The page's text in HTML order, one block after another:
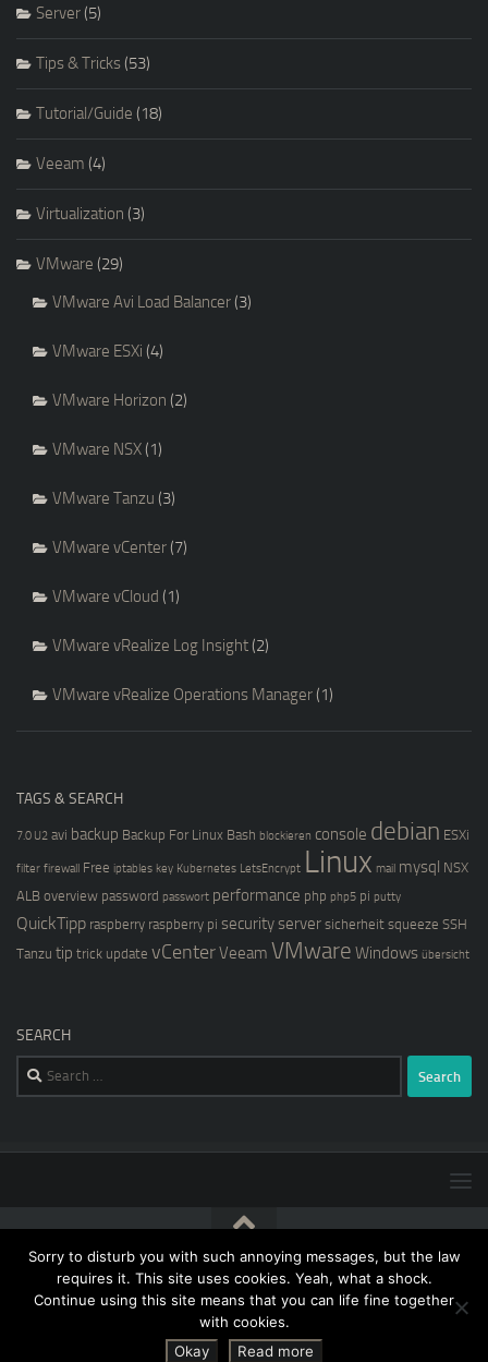
Server(5)
Tips & Tricks(53)
Tutorial/Guide (18)
Veeam (4)
Virtualization (3)
VMware (29)
VMware Avi Load Balancer(3)
VMware ESXi (4)
VMware Horizon (2)
VMware NSX(1)
VMware Tanzu (3)
VMware vCenter(7)
VMware vCloud (1)
VMware vRealize Log Insight(2)
VMware vRealize Operations Manager(1)
TAGS & SEARCH
7.0 U2 avi backup Backup For Linux Bash blockieren console debian ESXi
filter firewall Free iptables key Kubernetes LetsEncrypt Linux mail mysql NSX
ALB overview password passwort performance php php5 pi putty
QuickTipp raspberry raspberry pi securityserver sicherheit squeeze SSH
Tanzu tip trick update vCenterVeeam VMware Windows übersicht
SEARCH
Search
for:
[blog@kernstock.net]$ © 2026. All Rights Reserved.
Sorry to disturb you with such annoying messages, but the law
requires it. This site uses cookies. Yeah, what a shock.
Continue using this site means that you can life fine together
with cookies.
Okay
Read more